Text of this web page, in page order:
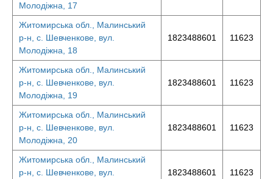
Молодіжна, 17
Житомирська обл., Малинський
р-н, с. Шевченкове, вул.
Молодіжна, 18
1823488601 11623
Житомирська обл., Малинський
р-н, с. Шевченкове, вул.
Молодіжна, 19
1823488601 11623
Житомирська обл., Малинський
р-н, с. Шевченкове, вул.
Молодіжна, 20
1823488601 11623
Житомирська обл., Малинський
р-н, с. Шевченкове, вул.
1823488601 11623